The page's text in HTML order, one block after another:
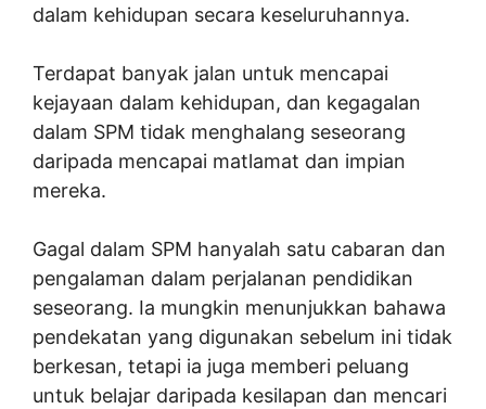
dalam kehidupan secara keseluruhannya.
Terdapat banyak jalan untuk mencapai
kejayaan dalam kehidupan, dan kegagalan
dalam SPM tidak menghalang seseorang
daripada mencapai matlamat dan impian
mereka.
Gagal dalam SPM hanyalah satu cabaran dan
pengalaman dalam perjalanan pendidikan
seseorang. Ia mungkin menunjukkan bahawa
pendekatan yang digunakan sebelum ini tidak
berkesan, tetapi ia juga memberi peluang
untuk belajar daripada kesilapan dan mencari